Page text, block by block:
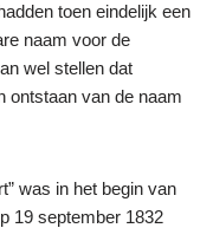
toen eindelijk een
naam voor de
wel stellen dat
ontstaan van de naam
was in het begin van
19 september 1832